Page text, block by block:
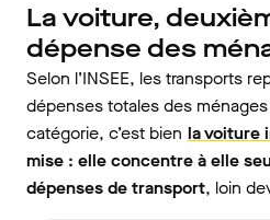
La voiture,
dépense des
Selon l’INSEE, les transports
dépenses totales des
catégorie, c’est bien la voiture
mise : elle concentre à elle
dépenses de transport, loin